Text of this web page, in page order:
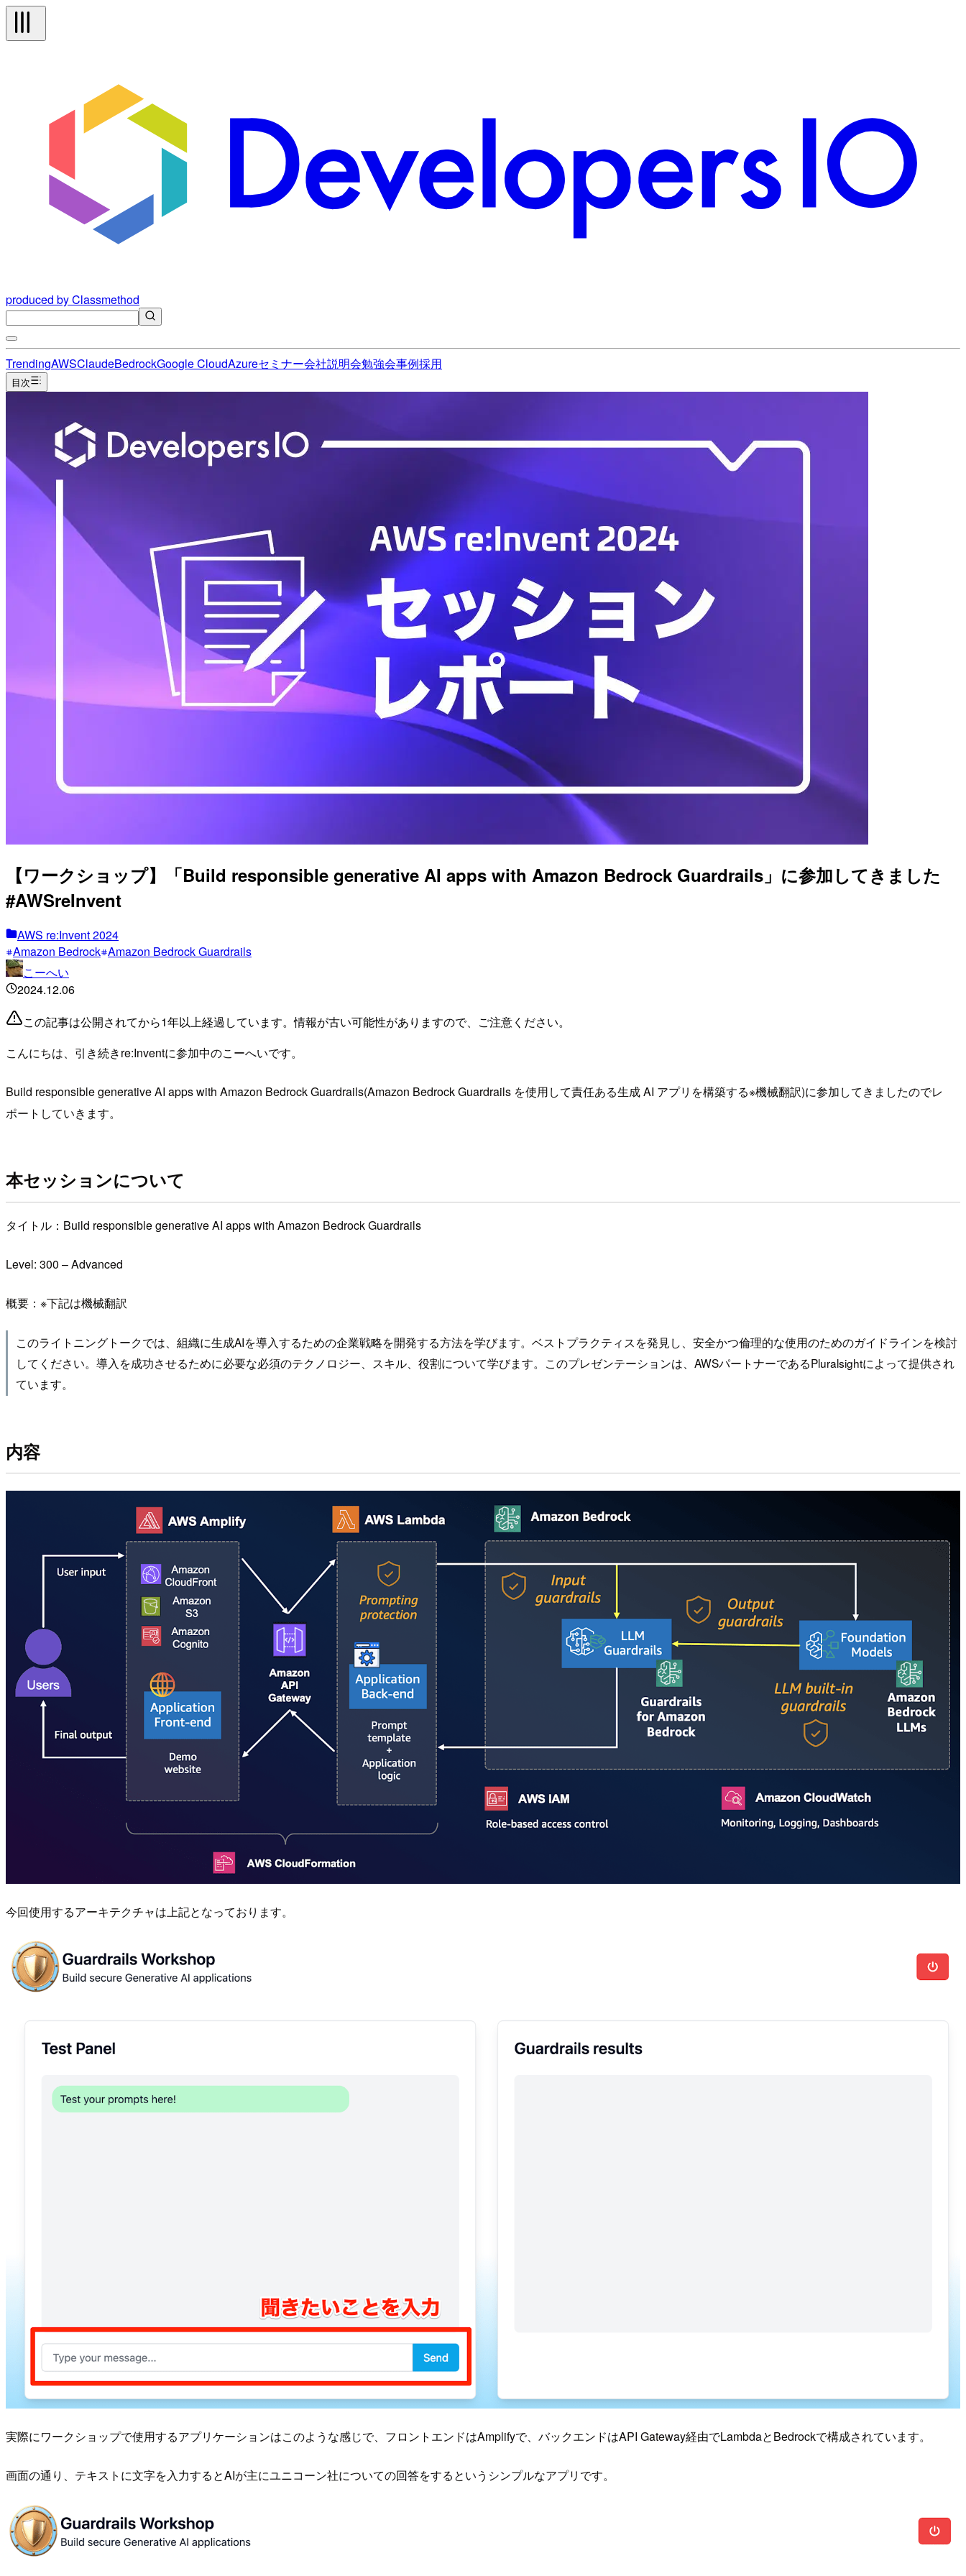
produced by Classmethod
TrendingAWSClaudeBedrockGoogle CloudAzureセミナー会社説明会勉強会事例採用
目次
【ワークショップ】「Build responsible generative AI apps with Amazon Bedrock Guardrails」に参加してきました
#AWSreInvent
AWS re:Invent 2024
Amazon Bedrock Amazon Bedrock Guardrails
こーへい
2024.12.06
この記事は公開されてから1年以上経過しています。情報が古い可能性がありますので、ご注意ください。
こんにちは、引き続きre:Inventに参加中のこーへいです。
Build responsible generative AI apps with Amazon Bedrock Guardrails(Amazon Bedrock Guardrails を使用して責任ある生成 AI アプリを構築する※機械翻訳)に参加してきましたのでレ
ポートしていきます。
本セッションについて
タイトル：Build responsible generative AI apps with Amazon Bedrock Guardrails
Level: 300 – Advanced
概要：※下記は機械翻訳
このライトニングトークでは、組織に生成AIを導入するための企業戦略を開発する方法を学びます。ベストプラクティスを発見し、安全かつ倫理的な使用のためのガイドラインを検討
してください。導入を成功させるために必要な必須のテクノロジー、スキル、役割について学びます。このプレゼンテーションは、AWSパートナーであるPluralsightによって提供され
ています。
内容
今回使用するアーキテクチャは上記となっております。
実際にワークショップで使用するアプリケーションはこのような感じで、フロントエンドはAmplifyで、バックエンドはAPI Gateway経由でLambdaとBedrockで構成されています。
画面の通り、テキストに文字を入力するとAIが主にユニコーン社についての回答をするというシンプルなアプリです。